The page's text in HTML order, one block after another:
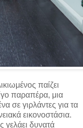
παίζει
παραπέρα, μια
σε γιρλάντες για τα
εικονοστάσια.
γελάει δυνατά